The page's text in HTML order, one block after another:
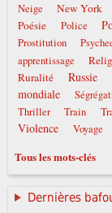
Neige
New York
Poésie
Police
Prostitution
apprentissage
Ruralité Russie
mondiale
Thriller
Train
Violence Voyage
Tous les mots-clés
Dernières